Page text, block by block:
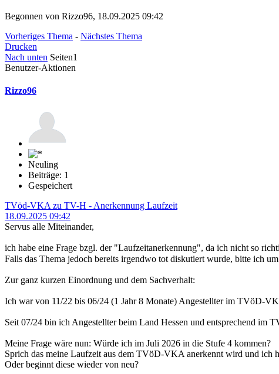
Begonnen von Rizzo96, 18.09.2025 09:42
Vorheriges Thema - Nächstes Thema
Drucken
Nach unten Seiten1
Benutzer-Aktionen
Rizzo96
Neuling
Beiträge: 1
Gespeichert
TVöd-VKA zu TV-H - Anerkennung Laufzeit
18.09.2025 09:42
Servus alle Miteinander,
ich habe eine Frage bzgl. der "Laufzeitanerkennung", da ich nicht so
Falls das Thema jedoch bereits irgendwo tot diskutiert wurde, bitte ich
Zur ganz kurzen Einordnung und dem Sachverhalt:
Ich war von 11/22 bis 06/24 (1 Jahr 8 Monate) Angestellter im TVöD-
Seit 07/24 bin ich Angestellter beim Land Hessen und entsprechend im
Meine Frage wäre nun: Würde ich im Juli 2026 in die Stufe 4 kommen?
Sprich das meine Laufzeit aus dem TVöD-VKA anerkennt wird und ich
Oder beginnt diese wieder von neu?